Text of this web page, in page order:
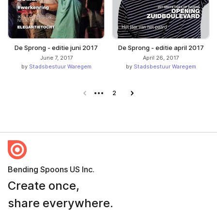
De Sprong - editie juni 2017
June 7, 2017
by Stadsbestuur Waregem
De Sprong - editie april 2017
April 26, 2017
by Stadsbestuur Waregem
Previous page
2 Next page
Bending Spoons US Inc.
Create once,
share everywhere.